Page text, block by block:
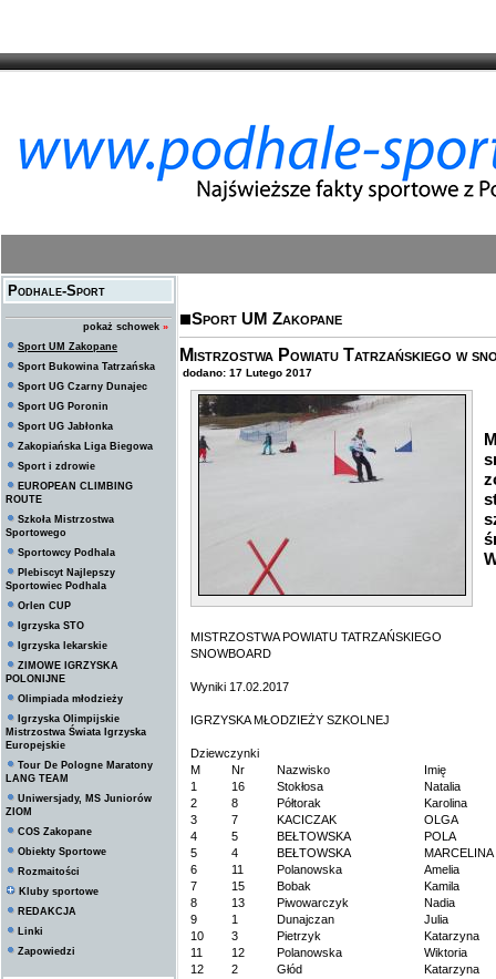
Podhale-Sport
pokaż schowek »
Sport UM Zakopane
Sport Bukowina Tatrzańska
Sport UG Czarny Dunajec
Sport UG Poronin
Sport UG Jabłonka
Zakopiańska Liga Biegowa
Sport i zdrowie
EUROPEAN CLIMBING
ROUTE
Szkoła Mistrzostwa
Sportowego
Sportowcy Podhala
Plebiscyt Najlepszy
Sportowiec Podhala
Orlen CUP
Igrzyska STO
Igrzyska lekarskie
ZIMOWE IGRZYSKA
POLONIJNE
Olimpiada młodzieży
Igrzyska Olimpijskie
Mistrzostwa Świata Igrzyska
Europejskie
Tour De Pologne Maratony
LANG TEAM
Uniwersjady, MS Juniorów
ZIOM
COS Zakopane
Obiekty Sportowe
Rozmaitości
Kluby sportowe
REDAKCJA
Linki
Zapowiedzi
Sport UM Zakopane
Mistrzostwa Powiatu Tatrzańskiego w
dodano: 17 Lutego 2017
MISTRZOSTWA POWIATU TATRZAŃSKIEGO
SNOWBOARD
Wyniki 17.02.2017
IGRZYSKA MŁODZIEŻY SZKOLNEJ
Dziewczynki
M
Nr Nazwisko
Imię
1
16 Stokłosa
Natalia
2
8 Półtorak
Karolina
3
7 KACICZAK
OLGA
4
5 BEŁTOWSKA
POLA
5
4 BEŁTOWSKA
MARCELINA
6
11 Polanowska
Amelia
7
15 Bobak
Kamila
8
13 Piwowarczyk
Nadia
9
1 Dunajczan
Julia
10
3 Pietrzyk
Katarzyna
11
12 Polanowska
Wiktoria
12
2 Głód
Katarzyna